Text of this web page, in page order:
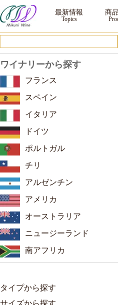
ドメーヌ・アラン・ブリュモン マリア
最新情報 商
ワイナリーから探す
フランス
スペイン
イタリア
ドイツ
ポルトガル
チリ
アルゼンチン
アメリカ
オーストラリア
ニュージーランド
南アフリカ
タイプから探す
サイズから探す